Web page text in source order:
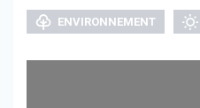
ENVIRONNEMENT